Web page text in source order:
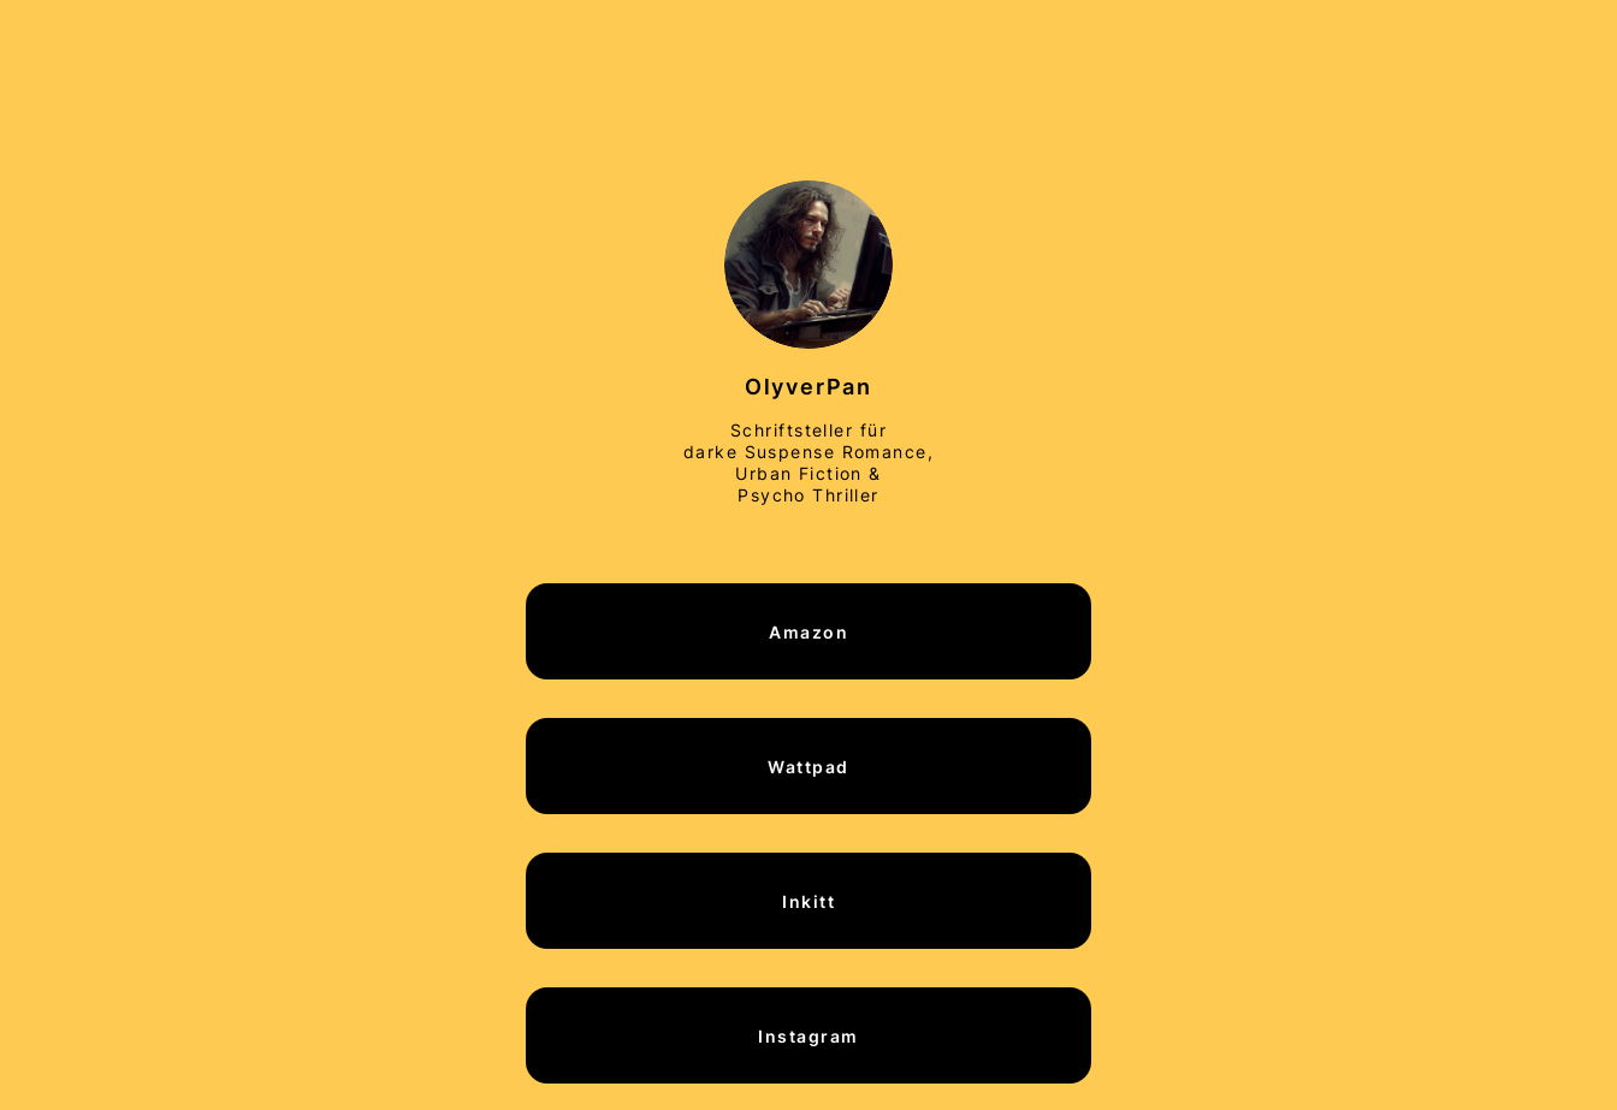
OlyverPan
Schriftsteller für
darke Suspense Romance,
Urban Fiction &
Psycho Thriller
Amazon
Wattpad
Inkitt
Instagram